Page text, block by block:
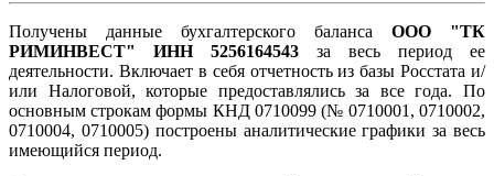
Получены данные бухгалтерского баланса ООО "ТК
РИМИНВЕСТ" ИНН 5256164543 за весь период ее
деятельности. Включает в себя отчетность из базы Росстата и/
или Налоговой, которые предоставлялись за все года. По
основным строкам формы КНД 0710099 (№ 0710001, 0710002,
0710004, 0710005) построены аналитические графики за весь
имеющийся период.